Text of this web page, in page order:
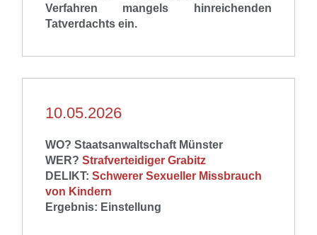
Verfahren mangels hinreichenden
Tatverdachts ein.
10.05.2026
WO? Staatsanwaltschaft Münster
WER?Strafverteidiger Grabitz
DELIKT:Schwerer Sexueller Missbrauch
von Kindern
Ergebnis: Einstellung